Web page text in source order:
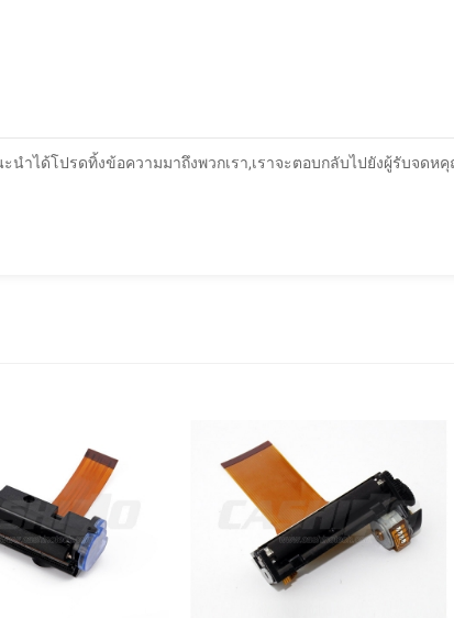
ำได้โปรดทิ้งข้อความมาถึงพวกเรา,เราจะตอบกลับไปยังผู้รับจดห